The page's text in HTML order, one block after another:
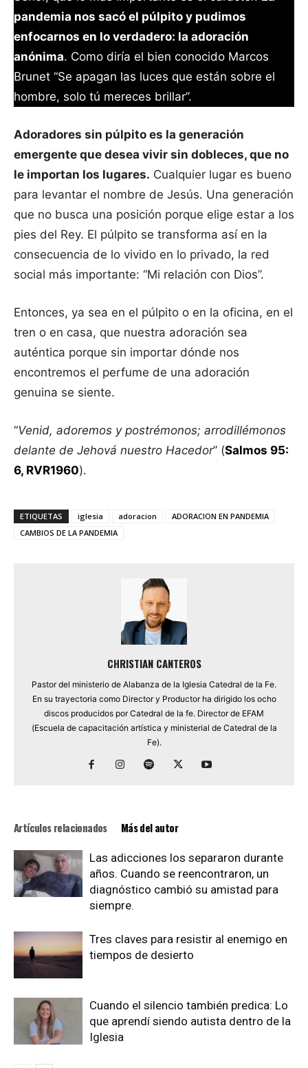
pandemia nos sacó el púlpito y pudimos
enfocarnos en lo verdadero: la adoración
anónima. Como diría el bien conocido Marcos
Brunet “Se apagan las luces que están sobre el
hombre, solo tú mereces brillar”.
Adoradores sin púlpito es la generación
emergente que desea vivir sin dobleces, que no
le importan los lugares. Cualquier lugar es bueno
para levantar el nombre de Jesús. Una generación
que no busca una posición porque elige estar a los
pies del Rey. El púlpito se transforma así en la
consecuencia de lo vivido en lo privado, la red
social más importante: “Mi relación con Dios”.
Entonces, ya sea en el púlpito o en la oficina, en el
tren o en casa, que nuestra adoración sea
auténtica porque sin importar dónde nos
encontremos el perfume de una adoración
genuina se siente.
“Venid, adoremos y postrémonos; arrodillémonos
delante de Jehová nuestro Hacedor” (Salmos 95:
6, RVR1960).
ETIQUETAS iglesia adoracion
ADORACION EN PANDEMIA
CAMBIOS DE LA PANDEMIA
CHRISTIAN CANTEROS
Pastor del ministerio de Alabanza de la Iglesia Catedral de la Fe.
En su trayectoria como Director y Productor ha dirigido los ocho
discos producidos por Catedral de la fe. Director de EFAM
(Escuela de capacitación artística y ministerial de Catedral de la
Fe).
Artículos relacionados Más del autor
Las adicciones los separaron durante
años. Cuando se reencontraron, un
diagnóstico cambió su amistad para
siempre.
Tres claves para resistir al enemigo en
tiempos de desierto
Cuando el silencio también predica: Lo
que aprendí siendo autista dentro de la
Iglesia